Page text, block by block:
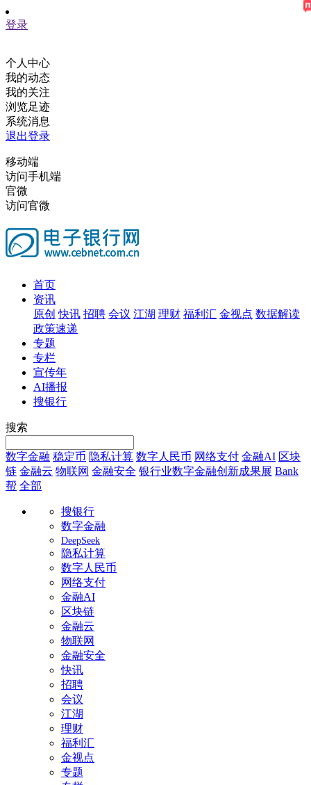
登录
个人中心
我的动态
我的关注
浏览足迹
系统消息
退出登录
移动端
访问手机端
官微
访问官微
首页
资讯
原创 快讯 招聘 会议 江湖 理财 福利汇 金视点 数据解读
政策速递
专题
专栏
宣传年
AI播报
搜银行
搜索
数字金融 稳定币 隐私计算 数字人民币 网络支付 金融AI 区块
链 金融云 物联网 金融安全 银行业数字金融创新成果展 Bank
帮 全部
搜银行
数字金融
DeepSeek
隐私计算
数字人民币
网络支付
金融AI
区块链
金融云
物联网
金融安全
快讯
招聘
会议
江湖
理财
福利汇
金视点
专题